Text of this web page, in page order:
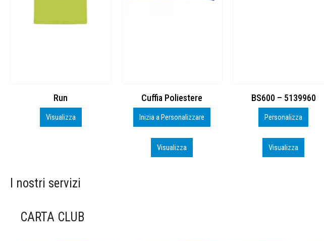
Cuffia Poliestere
Inizia a Personalizzare
BS600 – 5139960
Personalizza
Visualizza
Toppe ricamate in HD
Personalizza
Visualizza
I nostri servizi
CARTA CLUB